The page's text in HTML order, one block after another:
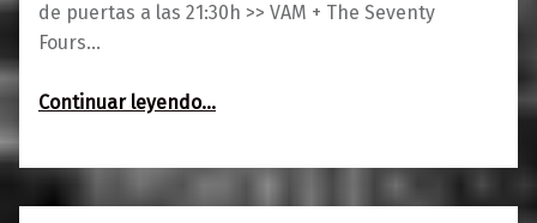
de puertas a las 21:30h >> VAM + The Seventy
Fours…
Continuar leyendo“VAM + The 74s :: A Night Like This Party”
…